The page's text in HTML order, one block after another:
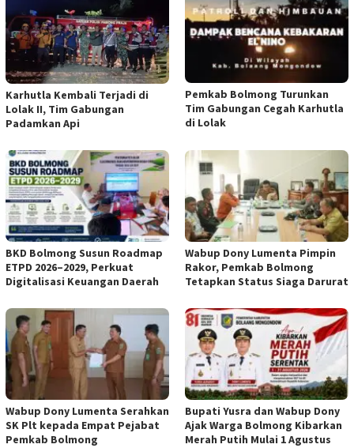
Karhutla Kembali Terjadi di
Lolak II, Tim Gabungan
Padamkan Api
Pemkab Bolmong Turunkan
Tim Gabungan Cegah Karhutla
di Lolak
BKD Bolmong Susun Roadmap
ETPD 2026–2029, Perkuat
Digitalisasi Keuangan Daerah
Wabup Dony Lumenta Pimpin
Rakor, Pemkab Bolmong
Tetapkan Status Siaga Darurat
Wabup Dony Lumenta Serahkan
SK Plt kepada Empat Pejabat
Pemkab Bolmong
Bupati Yusra dan Wabup Dony
Ajak Warga Bolmong Kibarkan
Merah Putih Mulai 1 Agustus